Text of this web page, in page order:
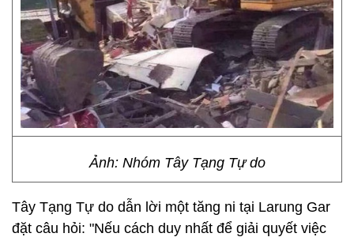
Ảnh: Nhóm Tây Tạng Tự do
Tây Tạng Tự do dẫn lời một tăng ni tại Larung Gar
đặt câu hỏi: "Nếu cách duy nhất để giải quyết việc